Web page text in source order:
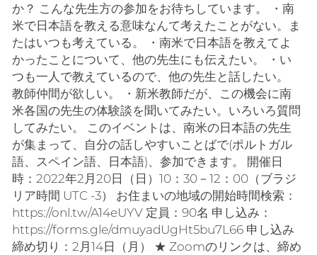
か？ こんな先生方の参加をお待ちしています。 ・南
米で日本語を教える意味なんて考えたことがない。ま
たはいつも考えている。 ・南米で日本語を教えてよ
かったことについて、他の先生にも伝えたい。 ・い
つも一人で教えているので、他の先生と話したい。
教師仲間が欲しい。 ・新米教師だが、この機会に南
米各国の先生の体験談を聞いてみたい。いろいろ質問
してみたい。 このイベントは、南米の日本語の先生
が集まって、自分の話しやすいことばで(ポルトガル
語、スペイン語、日本語)、参加できます。 開催日
時：2022年2月20日（日）10：30－12：00（ブラジ
リア時間 UTC -3） お住まいの地域の開始時間検索：
https://onl.tw/A14eUYV 定員：90名 申し込み：
https://forms.gle/dmuyadUgHt5bu7L66 申し込み
締め切り：2月14日（月） ★ Zoomのリンクは、締め